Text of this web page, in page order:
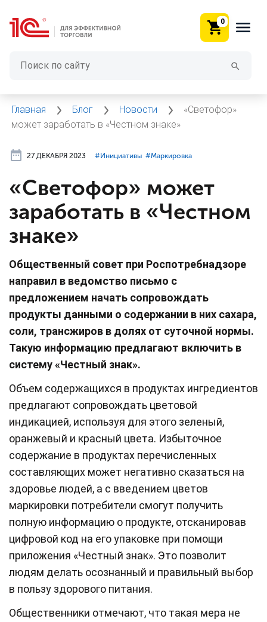
0
Главная Блог Новости
«Светофор»
может заработать в «Честном знаке»
27 ДЕКАБРЯ 2023 #⁣Инициативы #⁣Маркировка
«Светофор» может
заработать в «Честном
знаке»
Общественный совет при Роспотребнадзоре
направил в ведомство письмо с
предложением начать сопровождать
продукты данными о содержании в них сахара,
соли, трансжиров в долях от суточной нормы.
Такую информацию предлагают включить в
систему «Честный знак».
Объем содержащихся в продуктах ингредиентов
предлагают сопровождать цветовой
индикацией, используя для этого зеленый,
оранжевый и красный цвета. Избыточное
содержание в продуктах перечисленных
составляющих может негативно сказаться на
здоровье людей, а с введением цветов
маркировки потребители смогут получить
полную информацию о продукте, отсканировав
цифровой код на его упаковке при помощи
приложения «Честный знак». Это позволит
людям делать осознанный и правильный выбор
в пользу здорового питания.
Общественники отмечают, что такая мера не